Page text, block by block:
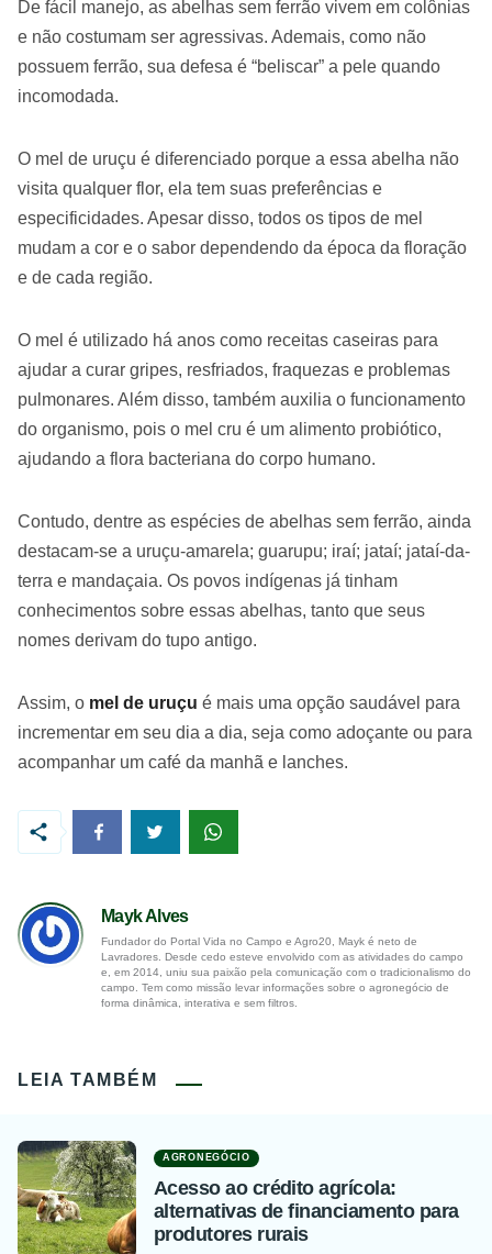
De fácil manejo, as abelhas sem ferrão vivem em colônias
e não costumam ser agressivas. Ademais, como não
possuem ferrão, sua defesa é “beliscar” a pele quando
incomodada.
O mel de uruçu é diferenciado porque a essa abelha não
visita qualquer flor, ela tem suas preferências e
especificidades. Apesar disso, todos os tipos de mel
mudam a cor e o sabor dependendo da época da floração
e de cada região.
O mel é utilizado há anos como receitas caseiras para
ajudar a curar gripes, resfriados, fraquezas e problemas
pulmonares. Além disso, também auxilia o funcionamento
do organismo, pois o mel cru é um alimento probiótico,
ajudando a flora bacteriana do corpo humano.
Contudo, dentre as espécies de abelhas sem ferrão, ainda
destacam-se a uruçu-amarela; guarupu; iraí; jataí; jataí-da-
terra e mandaçaia. Os povos indígenas já tinham
conhecimentos sobre essas abelhas, tanto que seus
nomes derivam do tupo antigo.
Assim, o mel de uruçu é mais uma opção saudável para
incrementar em seu dia a dia, seja como adoçante ou para
acompanhar um café da manhã e lanches.
Mayk Alves
Fundador do Portal Vida no Campo e Agro20, Mayk é neto de
Lavradores. Desde cedo esteve envolvido com as atividades do campo
e, em 2014, uniu sua paixão pela comunicação com o tradicionalismo do
campo. Tem como missão levar informações sobre o agronegócio de
forma dinâmica, interativa e sem filtros.
LEIA TAMBÉM
AGRONEGÓCIO
Acesso ao crédito agrícola:
alternativas de financiamento para
produtores rurais